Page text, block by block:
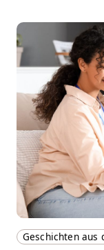
Geschichten aus